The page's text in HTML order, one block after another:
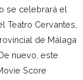
se celebrará el
Teatro Cervantes,
de Málaga
nuevo, este
Score